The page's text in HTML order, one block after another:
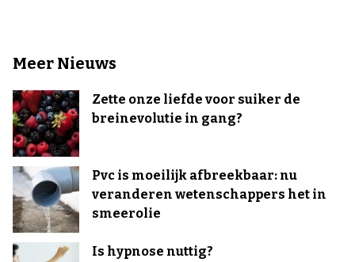
Meer Nieuws
Zette onze liefde voor suiker de
breinevolutie in gang?
Pvc is moeilijk afbreekbaar: nu
veranderen wetenschappers het in
smeerolie
Is hypnose nuttig?